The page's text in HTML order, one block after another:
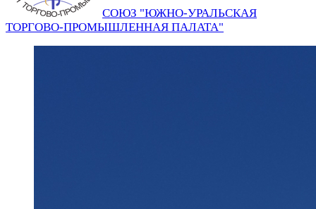
СОЮЗ "ЮЖНО-УРАЛЬСКАЯ
ТОРГОВО-ПРОМЫШЛЕННАЯ ПАЛАТА"